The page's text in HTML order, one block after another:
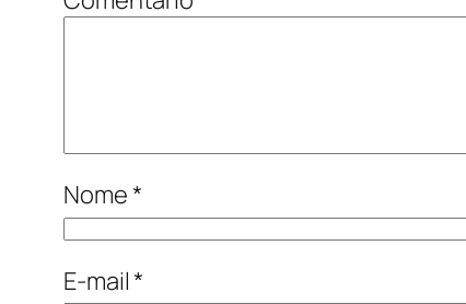
Nome*
E-mail*